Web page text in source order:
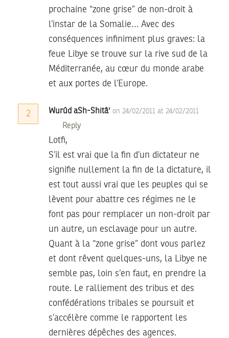
prochaine “zone grise” de non-droit à
l’instar de la Somalie… Avec des
conséquences infiniment plus graves: la
feue Libye se trouve sur la rive sud de la
Méditerranée, au cœur du monde arabe
et aux portes de l’Europe.
2 Wurûd aSh-Shitâ' on 24/02/2011 at 24/02/2011
Reply
Lotfi,
S’il est vrai que la fin d’un dictateur ne
signifie nullement la fin de la dictature, il
est tout aussi vrai que les peuples qui se
lèvent pour abattre ces régimes ne le
font pas pour remplacer un non-droit par
un autre, un esclavage pour un autre.
Quant à la “zone grise” dont vous parlez
et dont rêvent quelques-uns, la Libye ne
semble pas, loin s’en faut, en prendre la
route. Le ralliement des tribus et des
confédérations tribales se poursuit et
s’accélère comme le rapportent les
dernières dépêches des agences.